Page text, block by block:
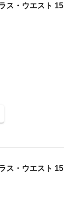
ス・ウエスト 15
ス・ウエスト 15